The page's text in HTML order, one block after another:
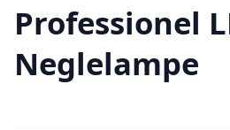
Professionel
Neglelampe